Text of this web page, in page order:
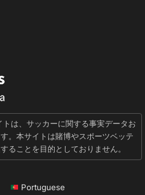
トは、サッカーに関する事実データお
。本サイトは賭博やスポーツベッテ
ることを目的としておりません。
Portuguese